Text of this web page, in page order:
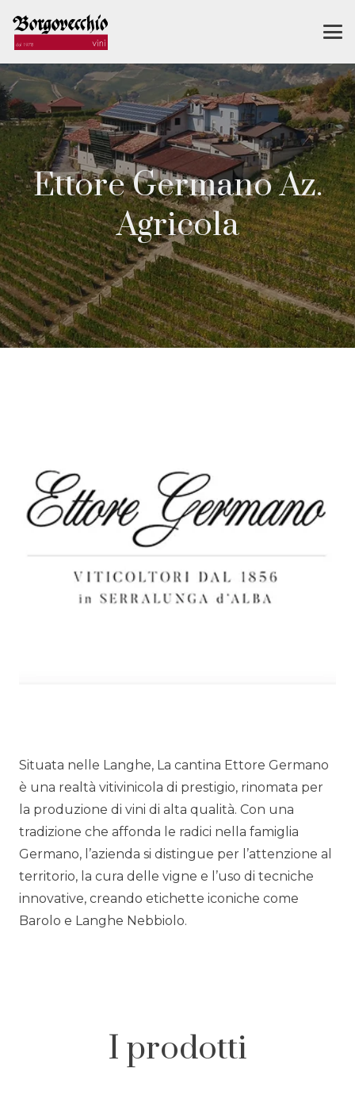
Ettore Germano Az.
Agricola
Situata nelle Langhe, La cantina Ettore Germano
è una realtà vitivinicola di prestigio, rinomata per
la produzione di vini di alta qualità. Con una
tradizione che affonda le radici nella famiglia
Germano, l’azienda si distingue per l’attenzione al
territorio, la cura delle vigne e l’uso di tecniche
innovative, creando etichette iconiche come
Barolo e Langhe Nebbiolo.
I prodotti